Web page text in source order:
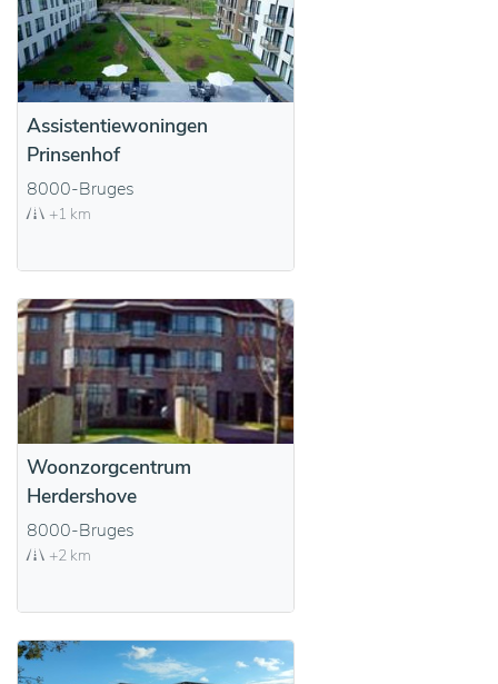
Assistentiewoningen
Prinsenhof
8000-Bruges
+1 km
Woonzorgcentrum
Herdershove
8000-Bruges
+2 km